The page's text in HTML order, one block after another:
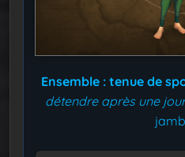
Ensemble : tenue de
détendre après une